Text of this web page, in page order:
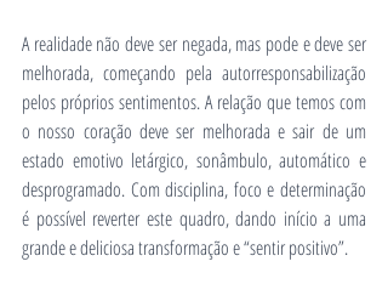
A realidade não deve ser negada, mas pode e deve ser
melhorada, começando pela autorresponsabilização
pelos próprios sentimentos. A relação que temos com
o nosso coração deve ser melhorada e sair de um
estado emotivo letárgico, sonâmbulo, automático e
desprogramado. Com disciplina, foco e determinação
é possível reverter este quadro, dando início a uma
grande e deliciosa transformação e “sentir positivo”.